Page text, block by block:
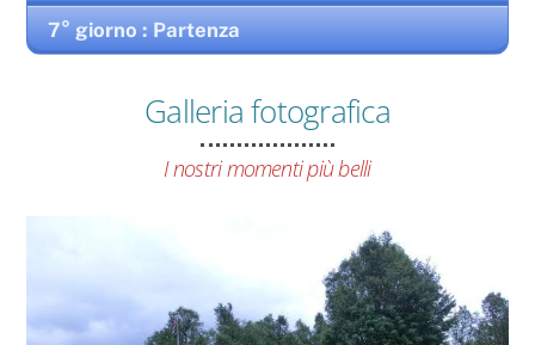
7° giorno : Partenza
Galleria fotografica
I nostri momenti più belli